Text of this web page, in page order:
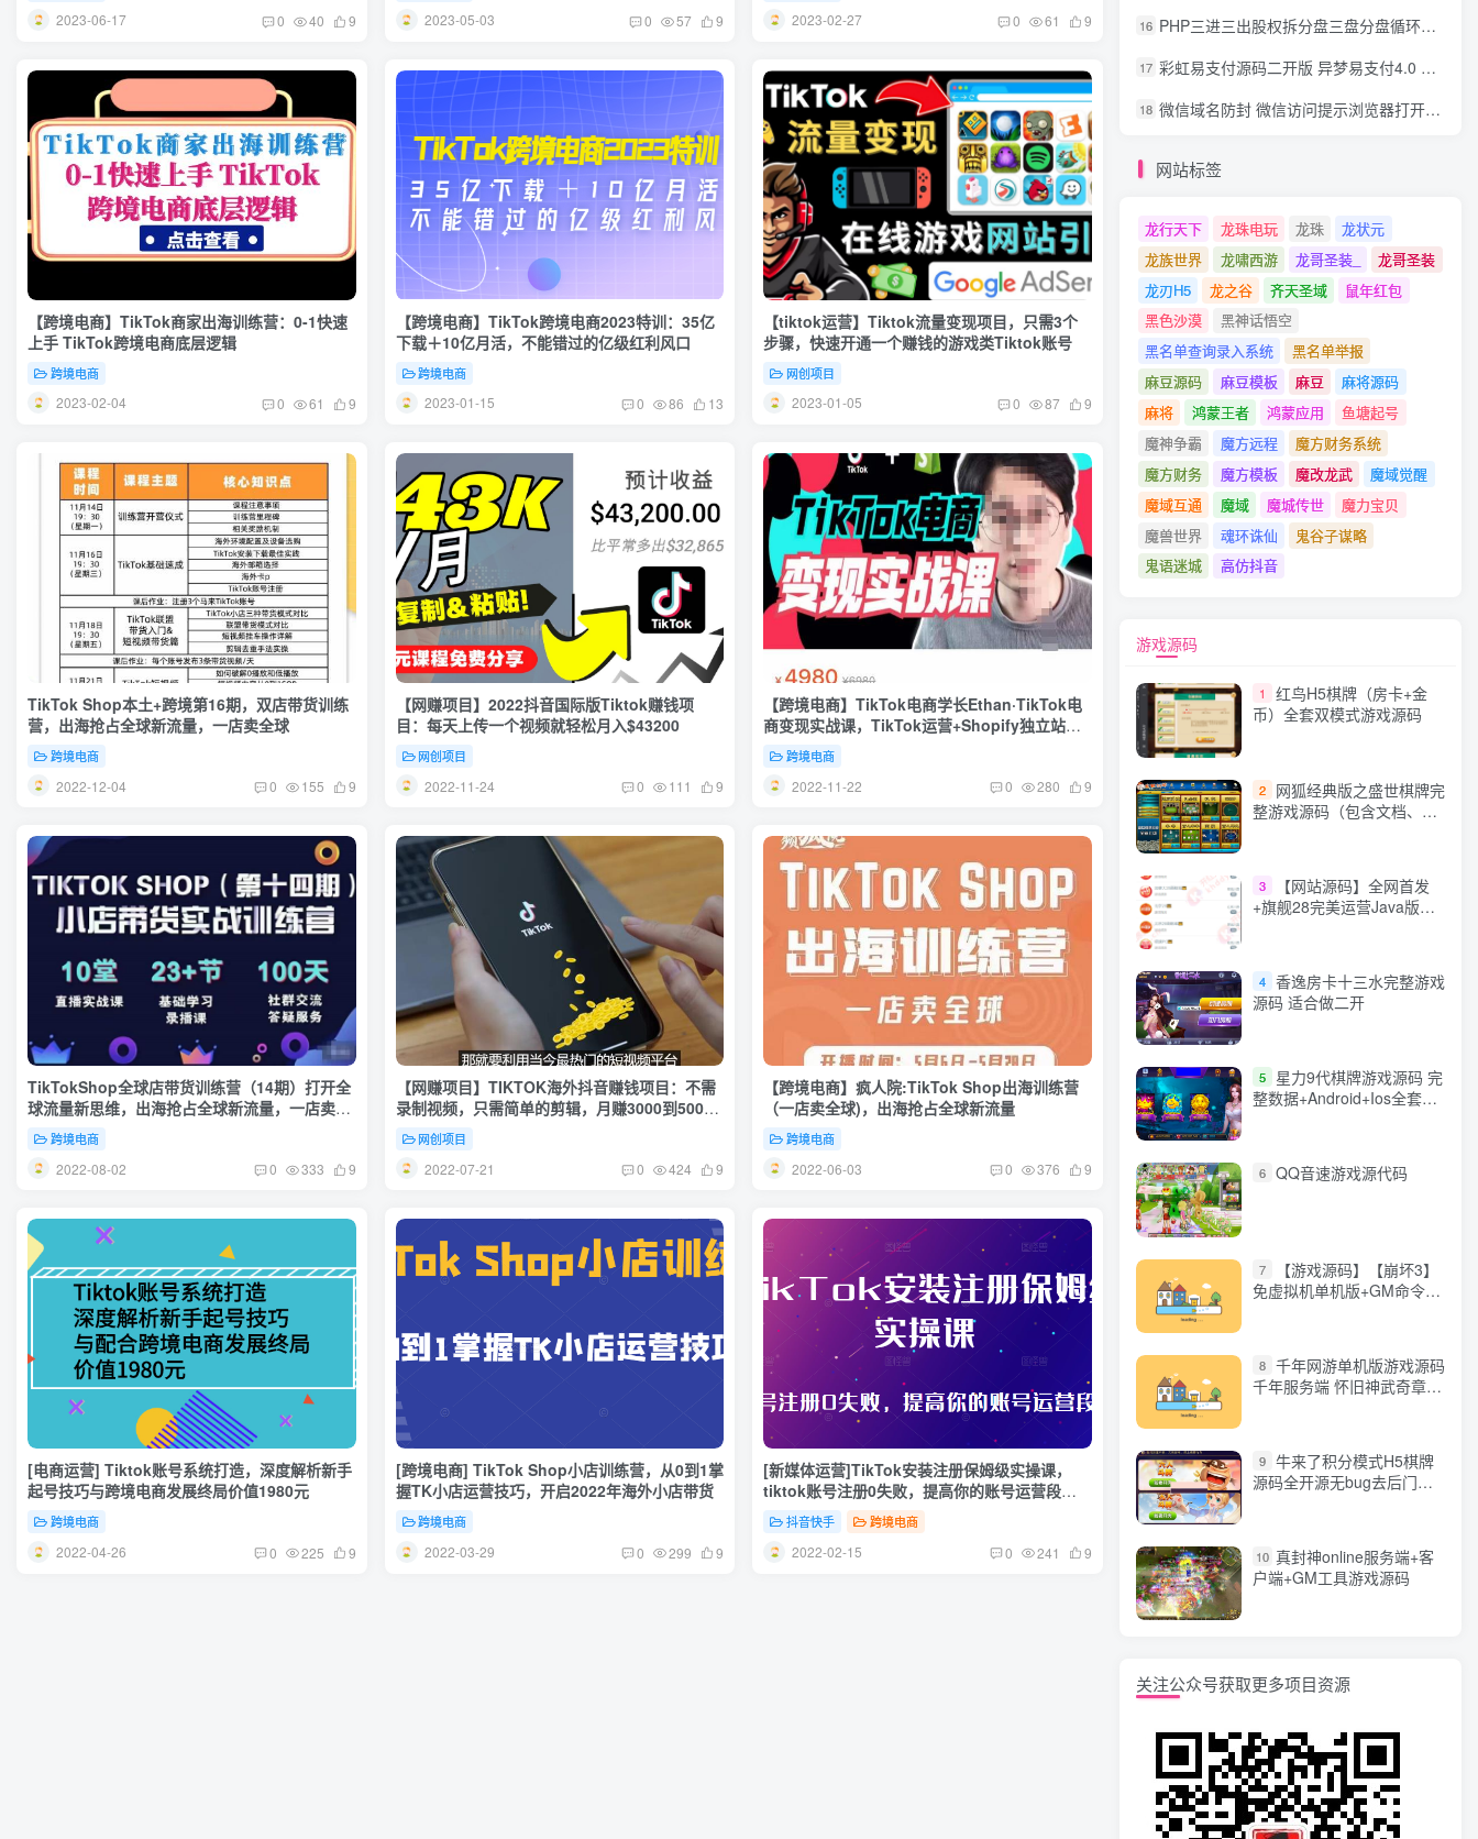
2023-06-17 0 40 9 2023-05-03 0 57 9 2023-02-27 0 61 9
【跨境电商】TikTok商家出海训练营：0-1快速
上手 TikTok跨境电商底层逻辑
跨境电商
2023-02-04 0 61 9
【跨境电商】TikTok跨境电商2023特训：35亿
下载＋10亿月活，不能错过的亿级红利风口
跨境电商
2023-01-15 0 86 13
【tiktok运营】Tiktok流量变现项目，只需3个
步骤，快速开通一个赚钱的游戏类Tiktok账号
网创项目
2023-01-05 0 87 9
TikTok Shop本土+跨境第16期，双店带货训练
营，出海抢占全球新流量，一店卖全球
跨境电商
2022-12-04 0 155 9
【网赚项目】2022抖音国际版Tiktok赚钱项
目：每天上传一个视频就轻松月入$43200
网创项目
2022-11-24 0 111 9
【跨境电商】TikTok电商学长Ethan·TikTok电
商变现实战课，TikTok运营+Shopify独立站运
营+TikTok广告投放
跨境电商
2022-11-22 0 280 9
TikTokShop全球店带货训练营（14期）打开全
球流量新思维，出海抢占全球新流量，一店卖全
球
跨境电商
2022-08-02 0 333 9
【网赚项目】TIKTOK海外抖音赚钱项目：不需
录制视频，只需简单的剪辑，月赚3000到5000
美元网创项目
2022-07-21 0 424 9
【跨境电商】疯人院:TikTok Shop出海训练营
（一店卖全球)，出海抢占全球新流量
跨境电商
2022-06-03 0 376 9
[电商运营] Tiktok账号系统打造，深度解析新手
起号技巧与跨境电商发展终局价值1980元
跨境电商
2022-04-26 0 225 9
[跨境电商] TikTok Shop小店训练营，从0到1掌
握TK小店运营技巧，开启2022年海外小店带货
跨境电商
2022-03-29 0 299 9
[新媒体运营]TikTok安装注册保姆级实操课，
tiktok账号注册0失败，提高你的账号运营段位
（无水印）
抖音快手 跨境电商
2022-02-15 0 241 9
16 PHP三进三出股权拆分盘三盘分盘循环拆分系统源码
17 彩虹易支付源码二开版 异梦易支付4.0 可对接官方/易支付/码支付 去除后门 美化用户中心
18 微信域名防封 微信访问提示浏览器打开 非微信访问直接打开预防域名被封域名被封包换服务
网站标签
龙行天下 龙珠电玩 龙珠
龙状元
龙族世界
龙啸西游 龙哥圣装_
龙哥圣装
龙刃H5
龙之谷 齐天圣域
鼠年红包
黑色沙漠
黑神话悟空
黑名单查询录入系统
黑名单举报
麻豆源码
麻豆模板 麻豆
麻将源码
麻将
鸿蒙王者 鸿蒙应用
鱼塘起号
魔神争霸
魔方远程
魔方财务系统
魔方财务
魔方模板 魔改龙武
魔域觉醒
魔域互通
魔域 魔城传世
魔力宝贝
魔兽世界
魂环诛仙
鬼谷子谋略
鬼语迷城
高仿抖音
游戏源码
1
红鸟H5棋牌（房卡+金
币）全套双模式游戏源码
2
网狐经典版之盛世棋牌完
整游戏源码（包含文档、架
3
【网站源码】全网首发
+旗舰28完美运营Java版高
4 香逸房卡十三水完整游戏
源码 适合做二开
5
星力9代棋牌游戏源码 完
整数据+Android+Ios全套
6 QQ音速游戏源代码
7
【游戏源码】【崩坏3】
免虚拟机单机版+GM命令
8 千年网游单机版游戏源码
千年服务端 怀旧神武奇章一
9 牛来了积分模式H5棋牌
源码全开源无bug去后门无
10 真封神online服务端+客
户端+GM工具游戏源码
关注公众号获取更多项目资源